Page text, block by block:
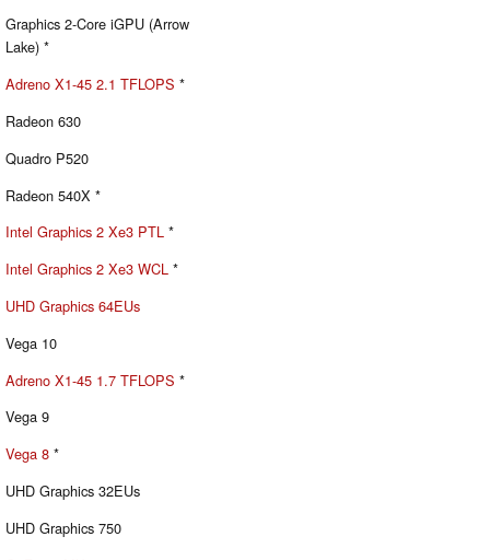
Graphics 2-Core iGPU (Arrow
Lake) *
Adreno X1-45 2.1 TFLOPS *
Radeon 630
Quadro P520
Radeon 540X *
Intel Graphics 2 Xe3 PTL *
Intel Graphics 2 Xe3 WCL *
UHD Graphics 64EUs
Vega 10
Adreno X1-45 1.7 TFLOPS *
Vega 9
Vega 8 *
UHD Graphics 32EUs
UHD Graphics 750